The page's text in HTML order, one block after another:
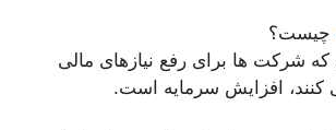
چیست؟
که شرکت ها برای رفع نیازهای مالی
کنند، افزایش سرمایه است.